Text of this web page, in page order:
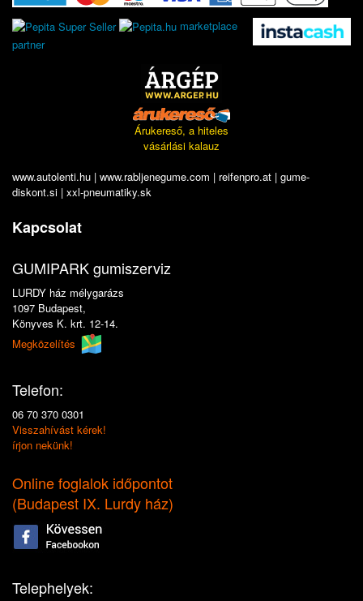
marketplace
partner
Árukereső, a hiteles
vásárlási kalauz
www.autolenti.hu | www.rabljenegume.com | reifenpro.at | gume-
diskont.si | xxl-pneumatiky.sk
Kapcsolat
GUMIPARK gumiszerviz
LURDY ház mélygarázs
1097 Budapest,
Könyves K. krt. 12-14.
Megközelítés
Telefon:
06 70 370 0301
Visszahívást kérek!
írjon nekünk!
Online foglalok időpontot
(Budapest IX. Lurdy ház)
Telephelyek: